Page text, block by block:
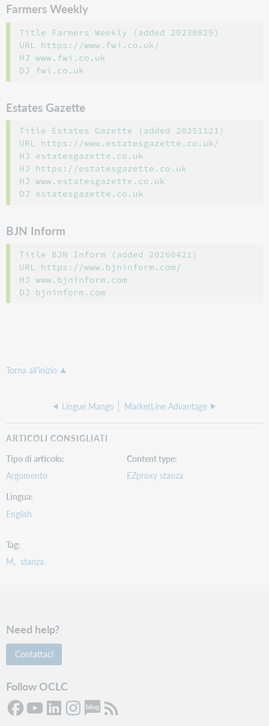
Farmers Weekly
Title Farmers Weekly (added 20230829)
URL https://www.fwi.co.uk/
HJ www.fwi.co.uk
Estates Gazette
Title Estates Gazette (added 20251121)
URL https://www.estatesgazette.co.uk/
HJ estatesgazette.co.uk
HJ https://estatesgazette.co.uk
HJ www.estatesgazette.co.uk
BJN Inform
Title BJN Inform (added 20260421)
URL https://www.bjninform.com/
HJ www.bjninform.com
Torna all'inizio
Lingue Mango MarketLine Advantage
ARTICOLI CONSIGLIATI
Tipo di articolo
Argomento
Content type
EZproxy stanza
Lingua
English
Tag
M
stanza
Need help?
Contattaci
Follow OCLC